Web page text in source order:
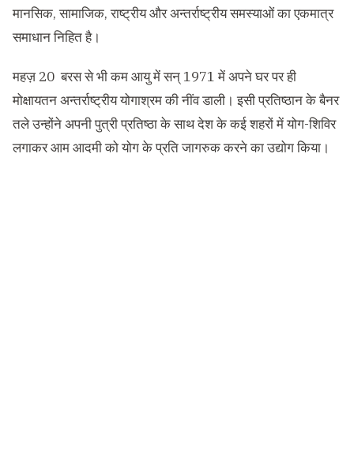
मानसिक, सामाजिक, राष्ट्रीय और अन्तर्राष्ट्रीय समस्याओं का एकमात्र
समाधान निहित है।
महज़ 20 बरस से भी कम आयु में सन् 1971 में अपने घर पर ही
मोक्षायतन अन्तर्राष्ट्रीय योगाश्रम की नींव डाली। इसी प्रतिष्ठान के बैनर
तले उन्होंने अपनी पुत्री प्रतिष्ठा के साथ देश के कई शहरों में योग-शिविर
लगाकर आम आदमी को योग के प्रति जागरुक करने का उद्योग किया।